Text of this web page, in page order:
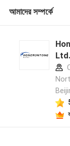
আমাদের সম্পর্কে